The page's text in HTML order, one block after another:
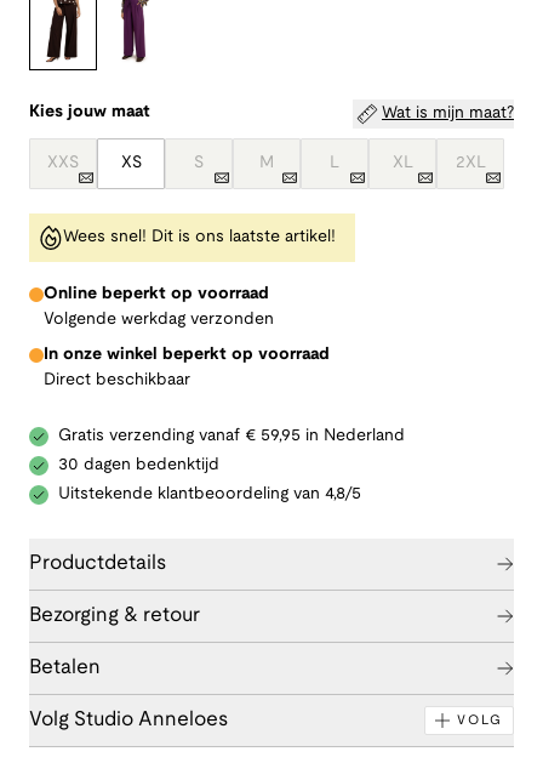
Kies jouw maat Wat is mijn maat?
XXS XS S M L XL 2XL
Wees snel! Dit is ons laatste artikel!
Online beperkt op voorraad
Volgende werkdag verzonden
In onze winkel beperkt op voorraad
Direct beschikbaar
Gratis verzending vanaf € 59,95 in Nederland
30 dagen bedenktijd
Uitstekende klantbeoordeling van 4,8/5
Productdetails
Bezorging & retour
Betalen
Volg Studio Anneloes VOLG